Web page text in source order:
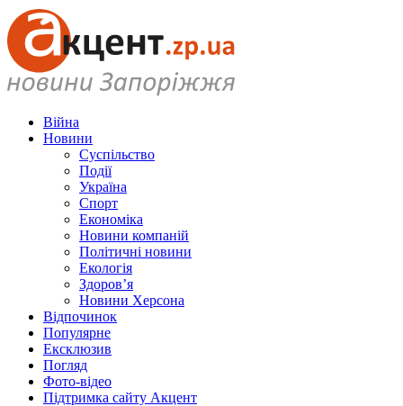
Війна
Новини
Суспільство
Події
Україна
Спорт
Економіка
Новини компаній
Політичні новини
Екологія
Здоров’я
Новини Херсона
Відпочинок
Популярне
Ексклюзив
Погляд
Фото-відео
Підтримка сайту Акцент